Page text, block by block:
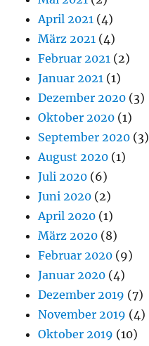
April 2021 (4)
März 2021 (4)
Februar 2021 (2)
Januar 2021 (1)
Dezember 2020 (3)
Oktober 2020 (1)
September 2020 (3)
August 2020 (1)
Juli 2020 (6)
Juni 2020 (2)
April 2020 (1)
März 2020 (8)
Februar 2020 (9)
Januar 2020 (4)
Dezember 2019 (7)
November 2019 (4)
Oktober 2019 (10)